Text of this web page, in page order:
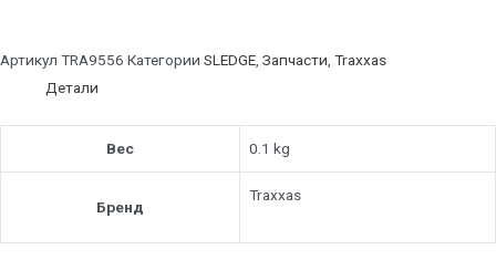
Артикул TRA9556 Категории SLEDGE, Запчасти, Traxxas
Детали
Вес 0.1 kg
Бренд
Traxxas